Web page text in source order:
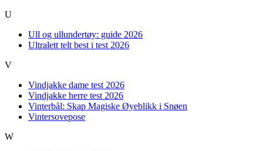
U
Ull og ullundertøy: guide 2026
Ultralett telt best i test 2026
V
Vindjakke dame test 2026
Vindjakke herre test 2026
Vinterbål: Skap Magiske Øyeblikk i Snøen
Vintersovepose
W